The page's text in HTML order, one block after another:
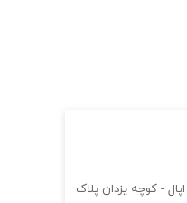
- کوچه یزدان پلاک